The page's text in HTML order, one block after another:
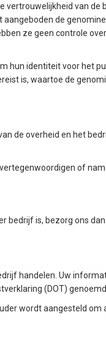
van
de
ze geen controle
identiteit voor het
is, waartoe de
de overheid en het
of
bedrijf is, bezorg ons
handelen. Uw
(DOT) genoemd.
wordt aangesteld